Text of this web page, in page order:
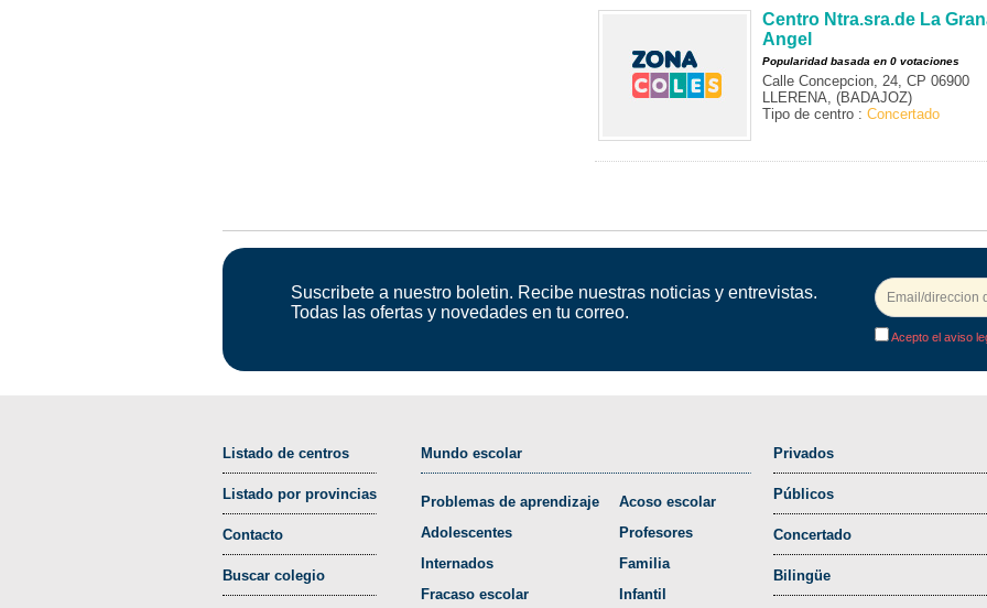
Centro Ntra.sra.de La
Angel
Popularidad basada en 0 votaciones
Calle Concepcion, 24, CP 06900
LLERENA, (BADAJOZ)
Tipo de centro : Concertado
Suscribete a nuestro boletin. Recibe nuestras noticias y entrevistas.
Todas las ofertas y novedades en tu correo.
Acepto el aviso
Listado de centros
Listado por provincias
Contacto
Buscar colegio
Mundo escolar
Problemas de aprendizaje
Adolescentes
Internados
Fracaso escolar
Acoso escolar
Profesores
Familia
Infantil
Privados
Públicos
Concertado
Bilingüe